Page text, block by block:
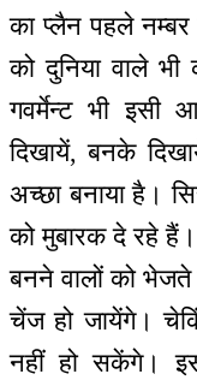
का प्लैन पहले
को दुनिया वाले
गवर्मेन्ट भी
दिखायें, बनके
अच्छा बनाया है।
को मुबारक दे रहे
बनने वालों को भेजते
चेंज हो जायेंगे।
नहीं हो सकेंगे।